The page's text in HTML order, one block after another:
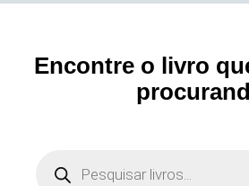
Encontre o livro